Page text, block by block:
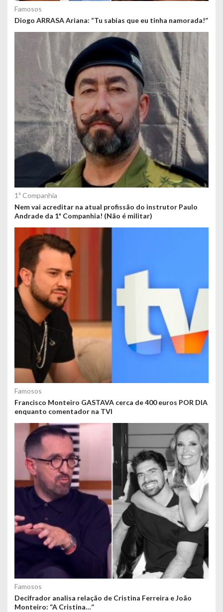
Famosos
Diogo ARRASA Ariana: “Tu sabias que eu tinha namorada!”
1ª Companhia
Nem vai acreditar na atual profissão do instrutor Paulo
Andrade da 1ª Companhia! (Não é militar)
Famosos
Francisco Monteiro GASTAVA cerca de 400 euros POR DIA
enquanto comentador na TVI
Famosos
Decifrador analisa relação de Cristina Ferreira e João
Monteiro: “A Cristina…”